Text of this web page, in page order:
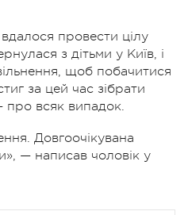
провести цілу
з дітьми у Київ, і
щоб побачитися
за цей час зібрати
про всяк випадок.
Довгоочікувана
— написав чоловік у